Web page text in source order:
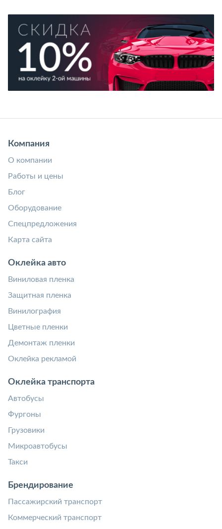
Компания
О компании
Работы и цены
Блог
Оборудование
Спецпредложения
Карта сайта
Оклейка авто
Виниловая пленка
Защитная пленка
Винилография
Цветные пленки
Демонтаж пленки
Оклейка рекламой
Оклейка транспорта
Автобусы
Фургоны
Грузовики
Микроавтобусы
Такси
Брендирование
Пассажирский транспорт
Коммерческий транспорт